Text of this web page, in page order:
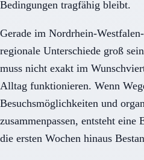
Bedingungen tragfähig bleibt.
Gerade im Nordrhein-
regionale Unterschiede groß
muss nicht exakt im
Alltag funktionieren. Wenn
Besuchsmöglichkeiten und
zusammenpassen, entsteht eine
die ersten Wochen hinaus